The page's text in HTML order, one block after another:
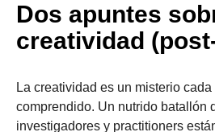
Dos apuntes
creatividad
La creatividad es un misterio
comprendido. Un nutrido batallón
investigadores y practitioners